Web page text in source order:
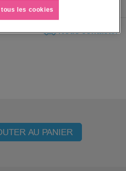
Nous contacter
AU PANIER
les cookies